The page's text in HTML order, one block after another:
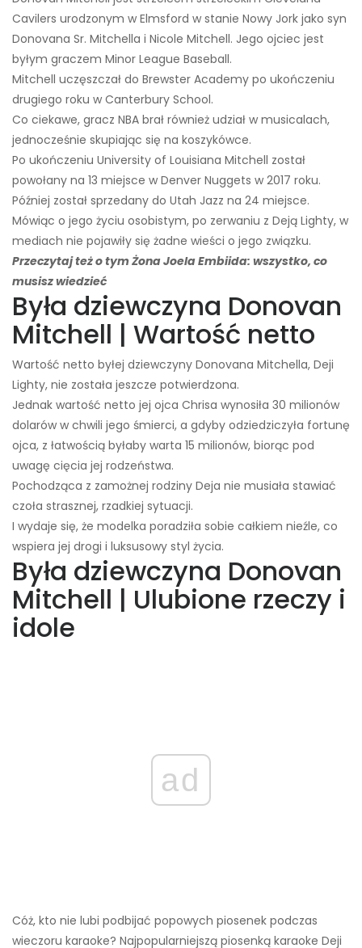
Cavilers urodzonym w Elmsford w stanie Nowy Jork jako syn
Donovana Sr. Mitchella i Nicole Mitchell. Jego ojciec jest
byłym graczem Minor League Baseball.
Mitchell uczęszczał do Brewster Academy po ukończeniu
drugiego roku w Canterbury School.
Co ciekawe, gracz NBA brał również udział w musicalach,
jednocześnie skupiając się na koszykówce.
Po ukończeniu University of Louisiana Mitchell został
powołany na 13 miejsce w Denver Nuggets w 2017 roku.
Później został sprzedany do Utah Jazz na 24 miejsce.
Mówiąc o jego życiu osobistym, po zerwaniu z Deją Lighty, w
mediach nie pojawiły się żadne wieści o jego związku.
Przeczytaj też o tym Żona Joela Embiida: wszystko, co
musisz wiedzieć
Była dziewczyna Donovan
Mitchell | Wartość netto
Wartość netto byłej dziewczyny Donovana Mitchella, Deji
Lighty, nie została jeszcze potwierdzona.
Jednak wartość netto jej ojca Chrisa wynosiła 30 milionów
dolarów w chwili jego śmierci, a gdyby odziedziczyła fortunę
ojca, z łatwością byłaby warta 15 milionów, biorąc pod
uwagę cięcia jej rodzeństwa.
Pochodząca z zamożnej rodziny Deja nie musiała stawiać
czoła strasznej, rzadkiej sytuacji.
I wydaje się, że modelka poradziła sobie całkiem nieźle, co
wspiera jej drogi i luksusowy styl życia.
Była dziewczyna Donovan
Mitchell | Ulubione rzeczy i
idole
ad
Cóż, kto nie lubi podbijać popowych piosenek podczas
wieczoru karaoke? Najpopularniejszą piosenką karaoke Deji